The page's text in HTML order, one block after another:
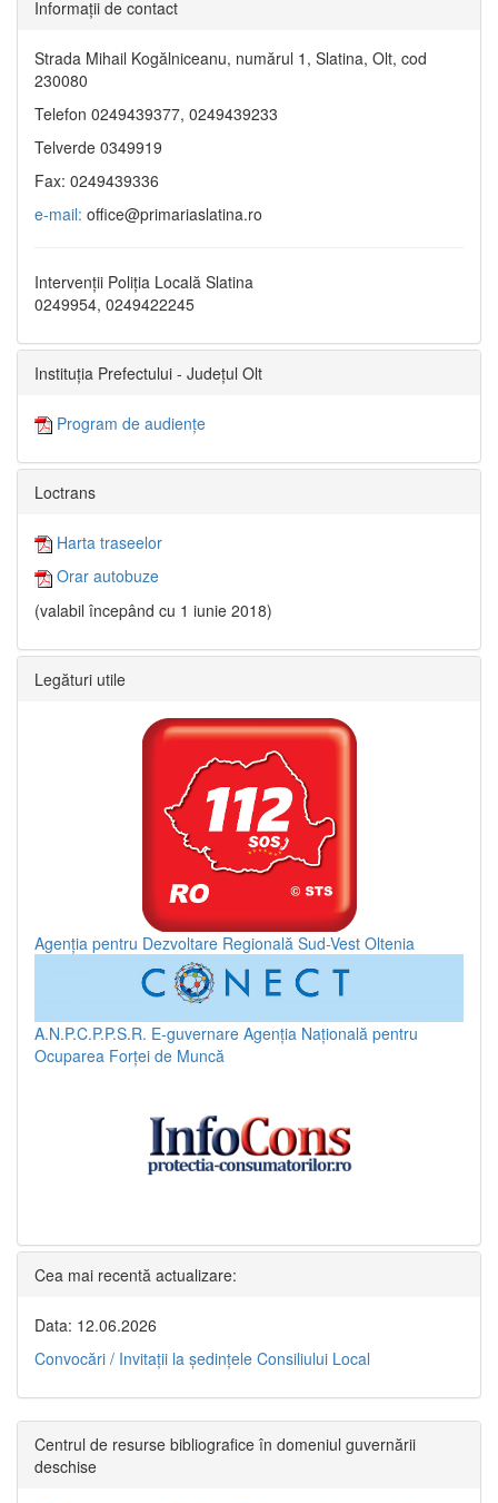
Informaţii de contact
Strada Mihail Kogălniceanu, numărul 1, Slatina, Olt, cod
230080
Telefon 0249439377, 0249439233
Telverde 0349919
Fax: 0249439336
e-mail: office@primariaslatina.ro
Intervenții Poliția Locală Slatina
0249954, 0249422245
Instituția Prefectului - Județul Olt
Program de audiențe
Loctrans
Harta traseelor
Orar autobuze
(valabil începând cu 1 iunie 2018)
Legături utile
Agenția pentru Dezvoltare Regională Sud-Vest Oltenia
A.N.P.C.P.P.S.R. E-guvernare Agenția Națională pentru
Ocuparea Forței de Muncă
Cea mai recentă actualizare:
Data: 12.06.2026
Convocări / Invitaţii la şedinţele Consiliului Local
Centrul de resurse bibliografice în domeniul guvernării
deschise